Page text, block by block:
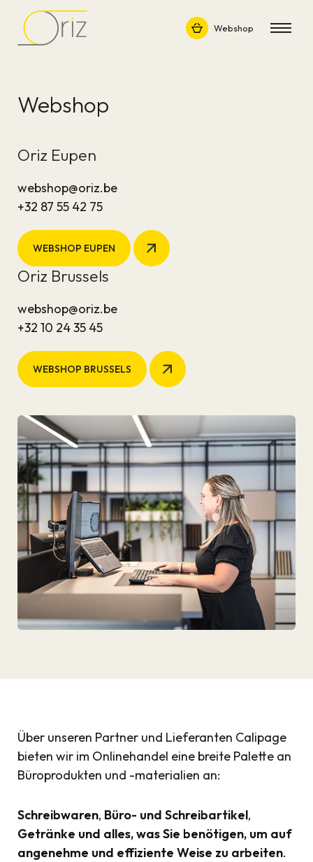
Webshop
Webshop
Oriz Eupen
webshop@oriz.be
+32 87 55 42 75
WEBSHOP EUPEN
Oriz Brussels
webshop@oriz.be
+32 10 24 35 45
WEBSHOP BRUSSELS
Über unseren Partner und Lieferanten Calipage
bieten wir im Onlinehandel eine breite Palette an
Büroprodukten und -materialien an:
Schreibwaren, Büro- und Schreibartikel,
Getränke und alles, was Sie benötigen, um auf
angenehme und effiziente Weise zu arbeiten.